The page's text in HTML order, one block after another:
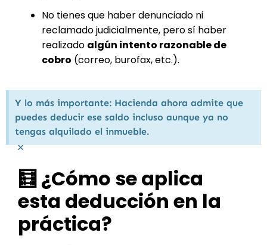
No tienes que haber denunciado ni
reclamado judicialmente, pero sí haber
realizado algún intento razonable de
cobro (correo, burofax, etc.).
Y lo más importante: Hacienda ahora admite que
puedes deducir ese saldo incluso aunque ya no
tengas alquilado el inmueble.
×
🧮 ¿Cómo se aplica
esta deducción en la
práctica?